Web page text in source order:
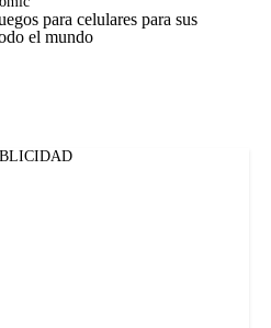
para celulares para sus
el mundo